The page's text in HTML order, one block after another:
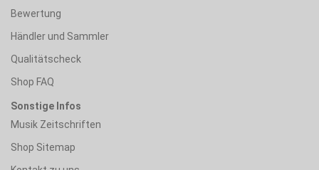
Bewertung
Händler und Sammler
Qualitätscheck
Shop FAQ
Sonstige Infos
Musik Zeitschriften
Shop Sitemap